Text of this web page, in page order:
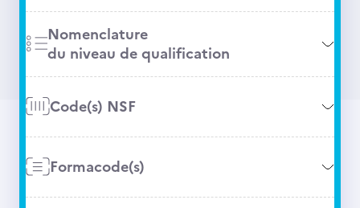
Nomenclature
du niveau de qualification
Code(s) NSF
Formacode(s)